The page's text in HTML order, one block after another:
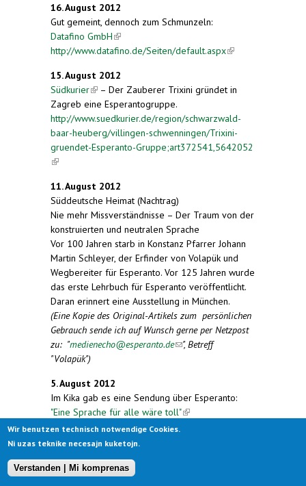
16. August 2012
Gut gemeint, dennoch zum Schmunzeln:
Datafino GmbH(link is external)
http://www.datafino.de/Seiten/default.aspx(link is
15. August 2012
Südkurier(link is external)
– Der Zauberer Trixini gründet in
Zagreb eine Esperantogruppe.
http://www.suedkurier.de/region/schwarzwald-
baar-heuberg/villingen-schwenningen/Trixini-
gruendet-Esperanto-Gruppe;art372541,5642052
(link is external)
11. August 2012
Süddeutsche Heimat (Nachtrag)
Nie mehr Missverständnisse – Der Traum von der
konstruierten und neutralen Sprache
Vor 100 Jahren starb in Konstanz Pfarrer Johann
Martin Schleyer, der Erfinder von Volapük und
Wegbereiter für Esperanto. Vor 125 Jahren wurde
das erste Lehrbuch für Esperanto veröffentlicht.
Daran erinnert eine Ausstellung in München.
(Eine Kopie des Original-Artikels zum persönlichen
Gebrauch sende ich auf Wunsch gerne per Netzpost
zu: "medienecho@esperanto.de(link sends e-mail)
", Betreff
"Volapük")
5. August 2012
Im Kika gab es eine Sendung über Esperanto:
"Eine Sprache für alle wäre toll"(link is external)
Hier gibt es einen ausführlichen Bericht über die
Sendung und eine Liste der
http://programm.ard.de/TV/kika/erde-an-
Wir benutzen technisch notwendige Cookies.
Ni uzas teknike necesajn kuketojn.
Verstanden | Mi komprenas